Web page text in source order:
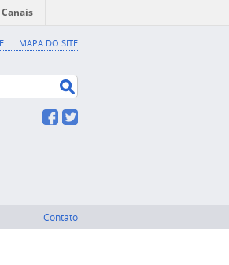
MAPA DO SITE
Canais
Facebook
Contato